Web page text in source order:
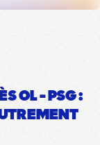
OL - PSG :